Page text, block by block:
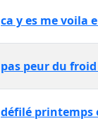
ca y es me voila
pas peur du
défilé printemps